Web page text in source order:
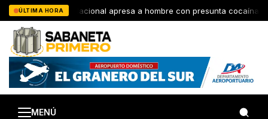
Saltar
al
contenido
ÚLTIMA HORAPolicía Nacional apresa a hombre con presunta cocaína y
MENÚ